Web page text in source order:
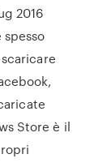
2016
Store è il